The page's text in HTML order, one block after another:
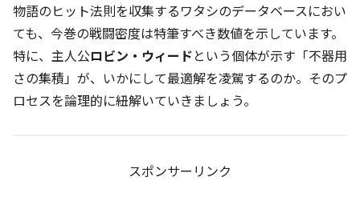
物語のヒット法則を収集するワタシのデータベースにおい
ても、今巻の戦闘密度は特筆すべき数値を示しています。
特に、主人公ロビン・ウィードという個体が示す「不器用
さの集積」が、いかにして最適解を凌駕するのか。そのプ
ロセスを論理的に紐解いていきましょう。
スポンサーリンク